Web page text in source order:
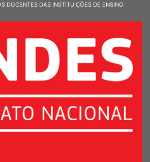
DOCENTES DAS INSTITUIÇÕES DE ENSINO